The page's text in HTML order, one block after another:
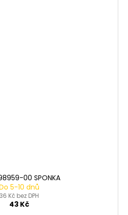
00 SPONKA
5-10 dnů
36 Kč bez DPH
43 Kč